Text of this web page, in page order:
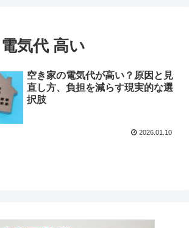
気代 高い
空き家の電気代が高い？原因と見
直し方、負担を減らす現実的な選
択肢
2026.01.10